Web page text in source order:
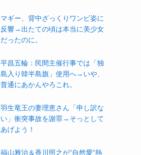
マギー、背中ざっくりワンピ姿に
反響→出たての頃は本当に美少女
だったのに。
平昌五輪：民間主催行事では「独
島入り韓半島旗」使用へ→いや、
普通にあかんやろこれ。
羽生竜王の妻理恵さん「申し訳な
い」衝突事故を謝罪→そっとして
あげよう！
福山雅治＆香川照之が“自然愛”熱